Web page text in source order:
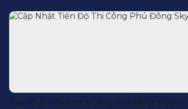
Cập Nhật Tiến Độ Thi Công Phú Đông